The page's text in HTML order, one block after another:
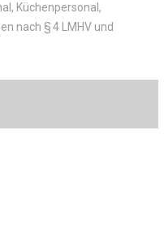
Küchenpersonal,
nach § 4 LMHV und